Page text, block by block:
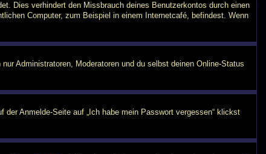
Dies verhindert den Missbrauch deines Benutzerkontos durch einen
Computer, zum Beispiel in einem Internetcafé, befindest. Wenn
Administratoren, Moderatoren und du selbst deinen Online-Status
Anmelde-Seite auf „Ich habe mein Passwort vergessen“ klickst